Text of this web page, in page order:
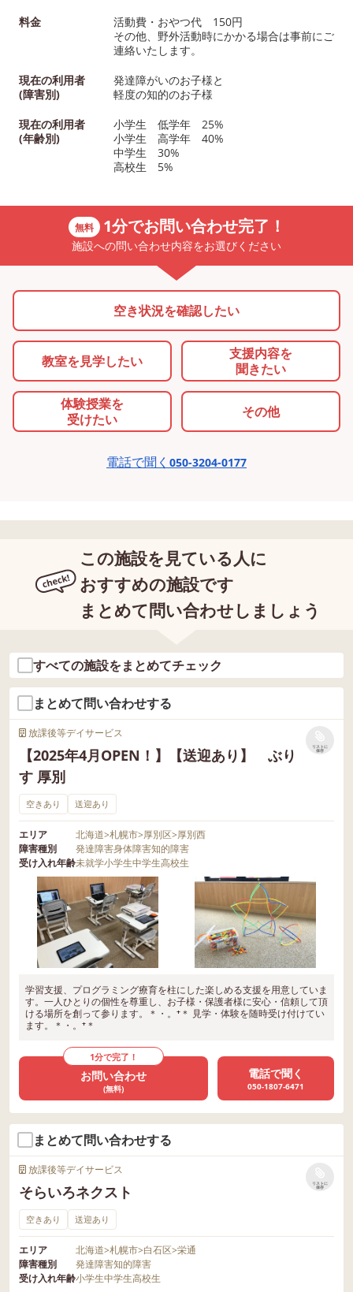
料金
活動費・おやつ代 150円
その他、野外活動時にかかる場合は事前にご
連絡いたします。
現在の利用者
(障害別)
発達障がいのお子様と
軽度の知的のお子様
現在の利用者
(年齢別)
小学生 低学年 25%
小学生 高学年 40%
中学生 30%
高校生 5%
無料 1分でお問い合わせ完了！
施設への問い合わせ内容をお選びください
空き状況を確認したい
教室を見学したい
支援内容を
聞きたい
体験授業を
受けたい
その他
電話で聞く 050-3204-0177
この施設を見ている人に
おすすめの施設です
まとめて問い合わせしましょう
すべての施設をまとめてチェック
まとめて問い合わせする
放課後等デイサービス
【2025年4月OPEN！】【送迎あり】 ぶり
す 厚別
リストに
保存
空きあり 送迎あり
エリア 北海道>札幌市>厚別区>厚別西
障害種別
発達障害身体障害知的障害
受け入れ年齢未就学小学生中学生高校生
学習支援、プログラミング療育を柱にした楽しめる支援を用意していま
す。一人ひとりの個性を尊重し、お子様・保護者様に安心・信頼して頂
ける場所を創って参ります。＊・。⁺＊ 見学・体験を随時受け付けてい
ます。＊・。⁺＊
1分で完了！
お問い合わせ
(無料)
電話で聞く
050-1807-6471
まとめて問い合わせする
放課後等デイサービス
そらいろネクスト
リストに
保存
空きあり 送迎あり
エリア 北海道>札幌市>白石区>栄通
障害種別
発達障害知的障害
受け入れ年齢小学生中学生高校生